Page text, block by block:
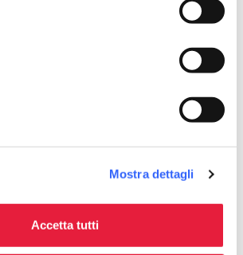
Mostra dettagli
Accetta tutti